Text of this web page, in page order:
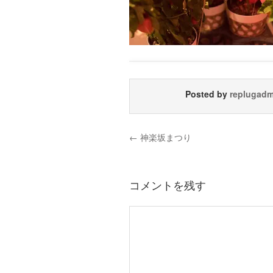
Posted by
← 神楽坂まつり
コメントを残す